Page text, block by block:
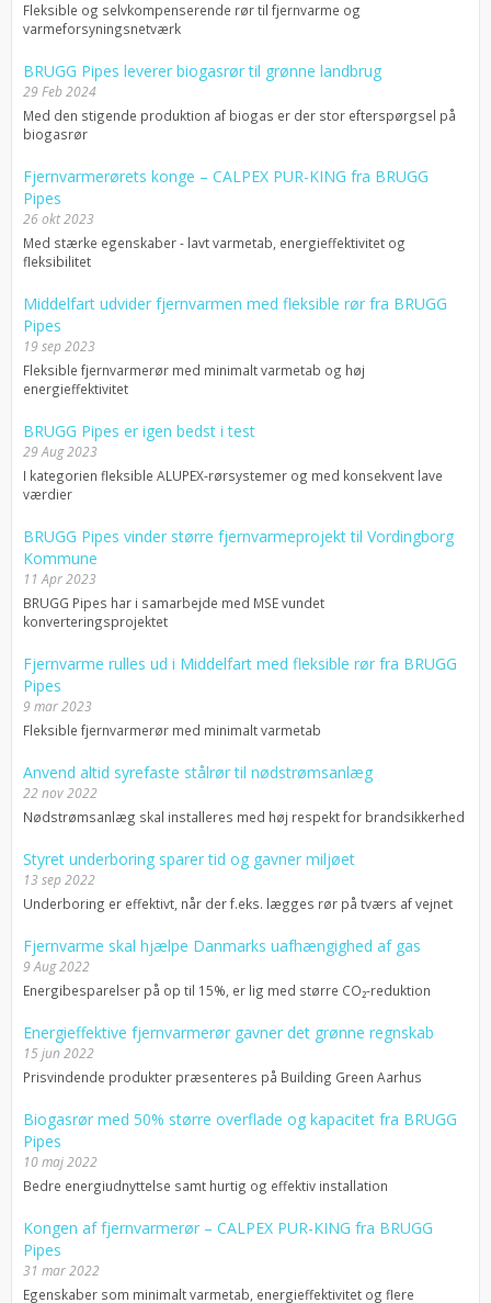
Fleksible og selvkompenserende rør til fjernvarme og
varmeforsyningsnetværk
BRUGG Pipes leverer biogasrør til grønne landbrug
29 Feb 2024
Med den stigende produktion af biogas er der stor efterspørgsel på
biogasrør
Fjernvarmerørets konge – CALPEX PUR-KING fra BRUGG
Pipes
26 okt 2023
Med stærke egenskaber - lavt varmetab, energieffektivitet og
fleksibilitet
Middelfart udvider fjernvarmen med fleksible rør fra BRUGG
Pipes
19 sep 2023
Fleksible fjernvarmerør med minimalt varmetab og høj
energieffektivitet
BRUGG Pipes er igen bedst i test
29 Aug 2023
I kategorien fleksible ALUPEX-rørsystemer og med konsekvent lave
værdier
BRUGG Pipes vinder større fjernvarmeprojekt til Vordingborg
Kommune
11 Apr 2023
BRUGG Pipes har i samarbejde med MSE vundet
konverteringsprojektet
Fjernvarme rulles ud i Middelfart med fleksible rør fra BRUGG
Pipes
9 mar 2023
Fleksible fjernvarmerør med minimalt varmetab
Anvend altid syrefaste stålrør til nødstrømsanlæg
22 nov 2022
Nødstrømsanlæg skal installeres med høj respekt for brandsikkerhed
Styret underboring sparer tid og gavner miljøet
13 sep 2022
Underboring er effektivt, når der f.eks. lægges rør på tværs af vejnet
Fjernvarme skal hjælpe Danmarks uafhængighed af gas
9 Aug 2022
Energibesparelser på op til 15%, er lig med større CO₂-reduktion
Energieffektive fjernvarmerør gavner det grønne regnskab
15 jun 2022
Prisvindende produkter præsenteres på Building Green Aarhus
Biogasrør med 50% større overflade og kapacitet fra BRUGG
Pipes
10 maj 2022
Bedre energiudnyttelse samt hurtig og effektiv installation
Kongen af fjernvarmerør – CALPEX PUR-KING fra BRUGG
Pipes
31 mar 2022
Egenskaber som minimalt varmetab, energieffektivitet og flere